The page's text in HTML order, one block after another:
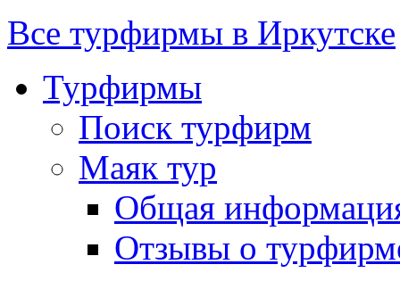
Все турфирмы в Иркутске
Турфирмы
Поиск турфирм
Маяк тур
Общая
Отзывы о